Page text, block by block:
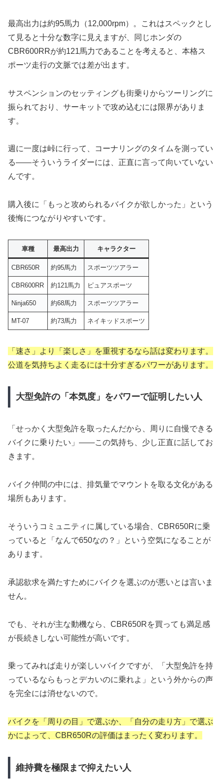
最高出力は約95馬力（12,000rpm）。これはスペックとし
て見ると十分な数字に見えますが、同じホンダの
CBR600RRが約121馬力であることを考えると、本格ス
ポーツ走行の文脈では差が出ます。
サスペンションのセッティングも街乗りからツーリングに
振られており、サーキットで攻め込むには限界がありま
す。
週に一度は峠に行って、コーナリングのタイムを測ってい
る——そういうライダーには、正直に言って向いていない
んです。
購入後に「もっと攻められるバイクが欲しかった」という
後悔につながりやすいです。
車種 最高出力 キャラクター
CBR650R 約95馬力 スポーツツアラー
CBR600RR 約121馬力 ピュアスポーツ
Ninja650 約68馬力 スポーツツアラー
MT-07 約73馬力 ネイキッドスポーツ
「速さ」より「楽しさ」を重視するなら話は変わります。
公道を気持ちよく走るには十分すぎるパワーがあります。
大型免許の「本気度」をパワーで証明したい人
「せっかく大型免許を取ったんだから、周りに自慢できる
バイクに乗りたい」——この気持ち、少し正直に話してお
きます。
バイク仲間の中には、排気量でマウントを取る文化がある
場所もあります。
そういうコミュニティに属している場合、CBR650Rに乗
っていると「なんで650なの？」という空気になることが
あります。
承認欲求を満たすためにバイクを選ぶのが悪いとは言いま
せん。
でも、それが主な動機なら、CBR650Rを買っても満足感
が長続きしない可能性が高いです。
乗ってみれば走りが楽しいバイクですが、「大型免許を持
っているならもっとデカいのに乗れよ」という外からの声
を完全には消せないので。
バイクを「周りの目」で選ぶか、「自分の走り方」で選ぶ
かによって、CBR650Rの評価はまったく変わります。
維持費を極限まで抑えたい人